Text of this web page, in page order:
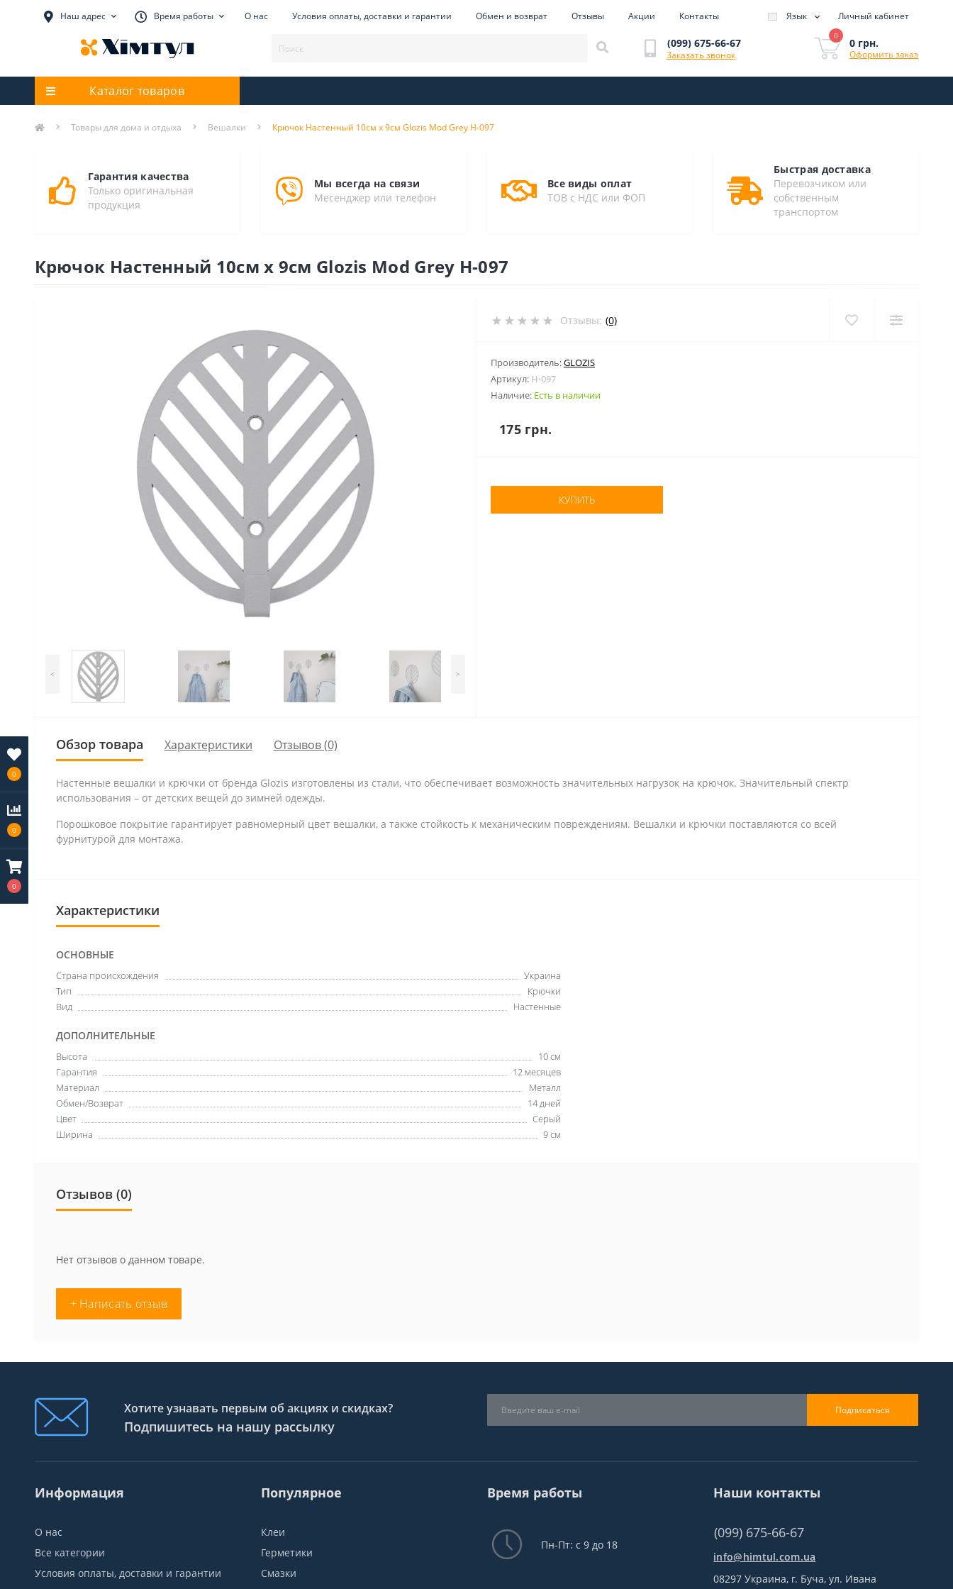
0
0
0
Наш адрес Время работы О нас Условия оплаты, доставки и гарантии Обмен и возврат Отзывы Акции Контакты Язык Личный кабинет
(099) 675-66-67
Заказать звонок
0
0 грн.
Оформить заказ
Каталог товаров
Товары для дома и отдыха Вешалки Крючок Настенный 10см х 9см Glozis Mod Grey H-097
Гарантия качества
Только оригинальная
продукция
Мы всегда на связи
Месенджер или телефон
Все виды оплат
ТОВ с НДС или ФОП
Быстрая доставка
Перевозчиком или
собственным
транспортом
Крючок Настенный 10см х 9см Glozis Mod Grey H-097
< >
Отзывы: (0)
Производитель:GLOZIS
Артикул: H-097
Наличие: Есть в наличии
175 грн.
КУПИТЬ
Обзор товара Характеристики Отзывов (0)
Настенные вешалки и крючки от бренда Glozis изготовлены из стали, что обеспечивает возможность значительных нагрузок на крючок. Значительный спектр
использования – от детских вещей до зимней одежды.
Порошковое покрытие гарантирует равномерный цвет вешалки, а также стойкость к механическим повреждениям. Вешалки и крючки поставляются со всей
фурнитурой для монтажа.
Характеристики
ОСНОВНЫЕ
Страна происхождения
Украина
Тип
Крючки
Вид
Настенные
ДОПОЛНИТЕЛЬНЫЕ
Высота
10 см
Гарантия
12 месяцев
Материал
Металл
Обмен/Возврат
14 дней
Цвет
Серый
Ширина
9 см
Отзывов (0)
Нет отзывов о данном товаре.
+ Написать отзыв
Хотите узнавать первым об акциях и скидках?
Подпишитесь на нашу рассылку
Подписаться
Информация
О нас
Все категории
Условия оплаты, доставки и гарантии
Популярное
Клеи
Герметики
Смазки
Время работы
Пн-Пт: с 9 до 18
Наши контакты
(099) 675-66-67
info@himtul.com.ua
08297 Украина, г. Буча, ул. Ивана